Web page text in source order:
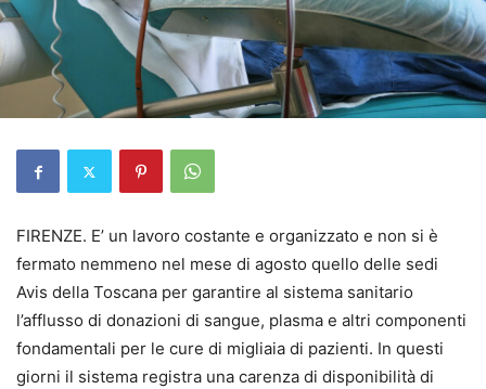
FIRENZE. E’ un lavoro costante e organizzato e non si è
fermato nemmeno nel mese di agosto quello delle sedi
Avis della Toscana per garantire al sistema sanitario
l’afflusso di donazioni di sangue, plasma e altri componenti
fondamentali per le cure di migliaia di pazienti. In questi
giorni il sistema registra una carenza di disponibilità di